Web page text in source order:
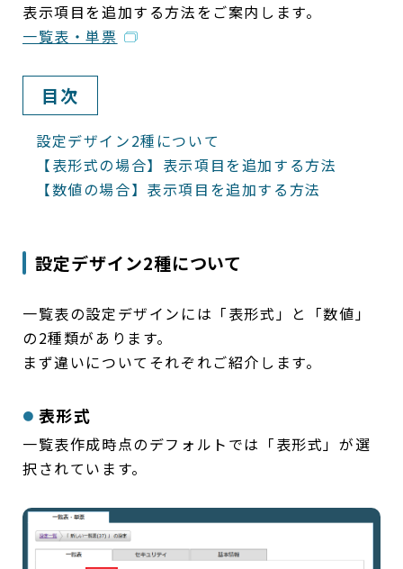
表示項目を追加する方法をご案内します。
一覧表・単票
目次
設定デザイン2種について
【表形式の場合】表示項目を追加する方法
【数値の場合】表示項目を追加する方法
設定デザイン2種について
一覧表の設定デザインには「表形式」と「数値」
の2種類があります。
まず違いについてそれぞれご紹介します。
表形式
一覧表作成時点のデフォルトでは「表形式」が選
択されています。